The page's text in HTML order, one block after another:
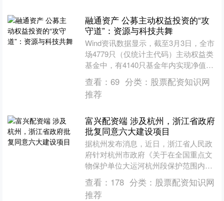
融通资产 公募主动权益投资的“攻
守道”：资源与科技共舞
Wind资讯数据显示，截至3月3日，全市
场4779只（仅统计主代码）主动权益类
基金中，有4140只基金年内实现净值增
长，占比达86.63%。 从年内产品表现来
看....
查看： 69 分类： 股票配资知识网
推荐
富兴配资端 涉及杭州，浙江省政府
批复同意六大建设项目
据杭州发布消息，近日，浙江省人民政
府针对杭州市政府《关于在全国重点文
物保护单位大运河杭州段保护范围内实
施余杭区大运河沿线整治提升工程（二
期）的请示》等6个文件作....
查看： 178 分类： 股票配资知识网
推荐